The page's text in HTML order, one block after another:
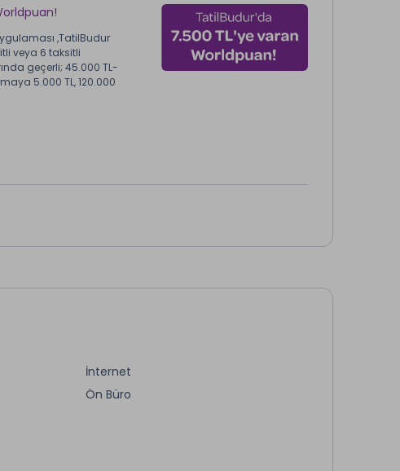
,TatilBudur
veya 6 taksitli
geçerli; 45.000 TL-
5.000 TL, 120.000
İnternet
Ön Büro